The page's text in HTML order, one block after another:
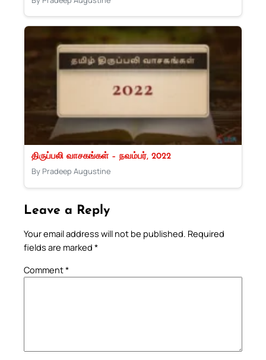
திருப்பலி வாசகங்கள் – நவம்பர், 2022
By Pradeep Augustine
Leave a Reply
Your email address will not be published. Required
fields are marked *
Comment*